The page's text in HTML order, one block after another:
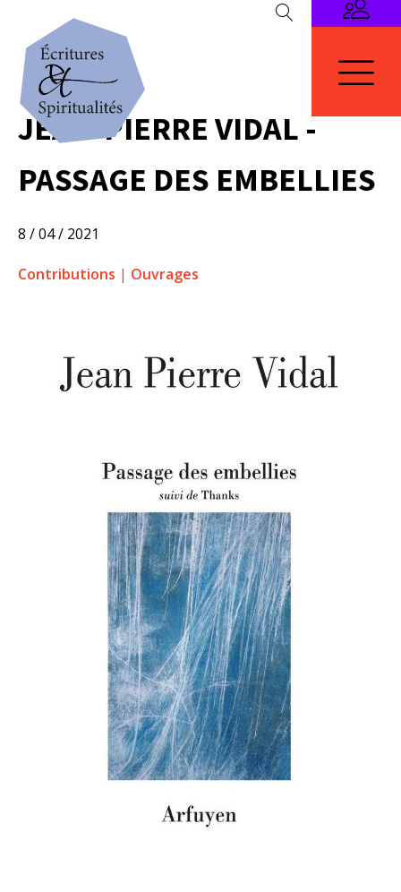
JEAN-PIERRE VIDAL -
PASSAGE DES EMBELLIES
8 / 04 / 2021
Contributions | Ouvrages